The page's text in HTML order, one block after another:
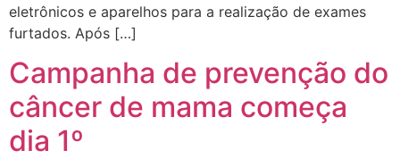
eletrônicos e aparelhos para a realização de exames
furtados. Após […]
Campanha de prevenção do
câncer de mama começa
dia 1º